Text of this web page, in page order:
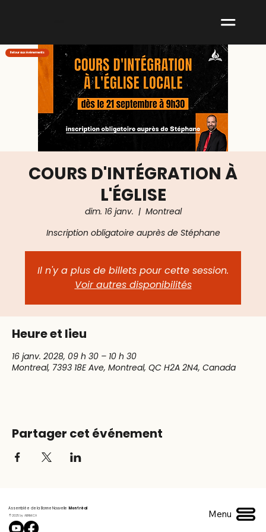
COURS D'INTÉGRATION À
L'ÉGLISE
dim. 16 janv.
  |
Montreal
Inscription obligatoire auprès de Stéphane
Il n'y a plus de billets pour cette session.
Voir autres disponibilités
Heure et lieu
16 janv. 2028, 09 h 30 – 10 h 30
Montreal, 7393 18E Ave, Montreal, QC H2A 2N4, Canada
Partager cet événement
Retour aux événements
Assemblée de la Bonne Nouvelle Montréal
© 2025 by ABNM.CA Menu